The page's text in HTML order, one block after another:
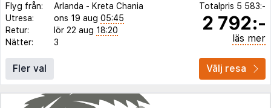
Flyg från: Arlanda - Kreta Chania
Utresa:
ons 19 aug 05:45
Retur:
lör 22 aug 18:20
Nätter:
3
Totalpris 5 583:-
2 792:-
läs mer
Fler val Välj resa